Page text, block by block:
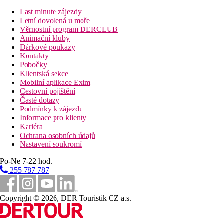
místnosti oddělené dveřmi a obývací část
Mezonet, Výhled zahrada:
ložnice v patře
Family Bungalov, Deluxe, Balkon:
místnosti oddělené dveřmi a obývací část, dvě koupelny
Junior Suita, Bungalov, Sea Front:
část, blíže k moři
Family Bungalov, Deluxe, Výhled zahrada:
místnosti oddělené dveřmi a obývací část, dvě koupelny
Palace Family Bungalov, Suita, Boční výhled moře:
dvě místnosti oddělené dveřmi a obývací část, dvě
koupelny
Suita, Palace, Panoramatický výhled na moře:
a obývací část, panoramatický výhled na moře
Family Suita Sea Front:
blíže k moři
na moře:
Rodinný pokoj, Výhled moře:
dveřmi, dvě koupelny
Family Suita, Bungalov, Palace, Výhled zahrada:
místnosti oddělené dveřmi a obývací část, dvě koupelny
Pláž
Last minute zájezdy
Letní dovolená u moře
Věrnostní program DERCLUB
Animační kluby
Dárkové poukazy
Kontakty
Pobočky
Klientská sekce
Mobilní aplikace Exim
Cestovní pojištění
Časté dotazy
Podmínky k zájezdu
Informace pro klienty
Kariéra
Ochrana osobních údajů
Nastavení soukromí
Po-Ne 7-22 hod.
255 787 787
Copyright © 2026, DER Touristik CZ a.s.